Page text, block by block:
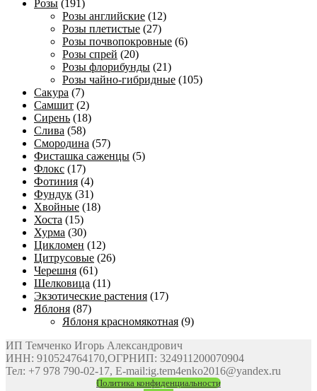
Розы (191)
Розы английские (12)
Розы плетистые (27)
Розы почвопокровные (6)
Розы спрей (20)
Розы флорибунды (21)
Розы чайно-гибридные (105)
Сакура (7)
Самшит (2)
Сирень (18)
Слива (58)
Смородина (57)
Фисташка саженцы (5)
Флокс (17)
Фотиния (4)
Фундук (31)
Хвойные (18)
Хоста (15)
Хурма (30)
Цикломен (12)
Цитрусовые (26)
Черешня (61)
Шелковица (11)
Экзотические растения (17)
Яблоня (87)
Яблоня красномякотная (9)
ИП Темченко Игорь Александрович
ИНН: 910524764170,ОГРНИП: 324911200070904
Тел: +7 978 790-02-17, E-mail:ig.tem4enko2016@yandex.ru
Политика конфиденциальности